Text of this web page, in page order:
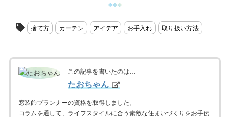
捨て方 カーテン アイデア お手入れ 取り扱い方法
この記事を書いたのは…
たおちゃん
窓装飾プランナーの資格を取得しました。
コラムを通して、ライフスタイルに合う素敵な住まいづくりをお手伝